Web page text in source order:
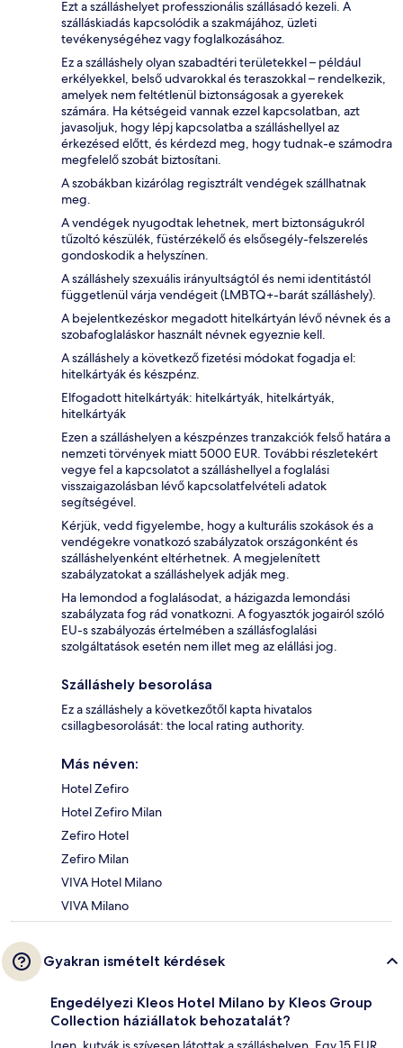
Ezt a szálláshelyet professzionális szállásadó kezeli. A
szálláskiadás kapcsolódik a szakmájához, üzleti
tevékenységéhez vagy foglalkozásához.
Ez a szálláshely olyan szabadtéri területekkel – például
erkélyekkel, belső udvarokkal és teraszokkal – rendelkezik,
amelyek nem feltétlenül biztonságosak a gyerekek
számára. Ha kétségeid vannak ezzel kapcsolatban, azt
javasoljuk, hogy lépj kapcsolatba a szálláshellyel az
érkezésed előtt, és kérdezd meg, hogy tudnak-e számodra
megfelelő szobát biztosítani.
A szobákban kizárólag regisztrált vendégek szállhatnak
meg.
A vendégek nyugodtak lehetnek, mert biztonságukról
tűzoltó készülék, füstérzékelő és elsősegély-felszerelés
gondoskodik a helyszínen.
A szálláshely szexuális irányultságtól és nemi identitástól
függetlenül várja vendégeit (LMBTQ+-barát szálláshely).
A bejelentkezéskor megadott hitelkártyán lévő névnek és a
szobafoglaláskor használt névnek egyeznie kell.
A szálláshely a következő fizetési módokat fogadja el:
hitelkártyák és készpénz.
Elfogadott hitelkártyák: hitelkártyák, hitelkártyák,
hitelkártyák
Ezen a szálláshelyen a készpénzes tranzakciók felső határa a
nemzeti törvények miatt 5000 EUR. További részletekért
vegye fel a kapcsolatot a szálláshellyel a foglalási
visszaigazolásban lévő kapcsolatfelvételi adatok
segítségével.
Kérjük, vedd figyelembe, hogy a kulturális szokások és a
vendégekre vonatkozó szabályzatok országonként és
szálláshelyenként eltérhetnek. A megjelenített
szabályzatokat a szálláshelyek adják meg.
Ha lemondod a foglalásodat, a házigazda lemondási
szabályzata fog rád vonatkozni. A fogyasztók jogairól szóló
EU-s szabályozás értelmében a szállásfoglalási
szolgáltatások esetén nem illet meg az elállási jog.
Szálláshely besorolása
Ez a szálláshely a következőtől kapta hivatalos
csillagbesorolását: the local rating authority.
Más néven:
Hotel Zefiro
Hotel Zefiro Milan
Zefiro Hotel
Zefiro Milan
VIVA Hotel Milano
VIVA Milano
Gyakran ismételt kérdések
Engedélyezi Kleos Hotel Milano by Kleos Group
Collection háziállatok behozatalát?